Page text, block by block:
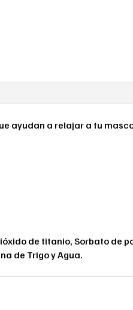
ayudan a relajar a tu
de titanio, Sorbato de
de Trigo y Agua.